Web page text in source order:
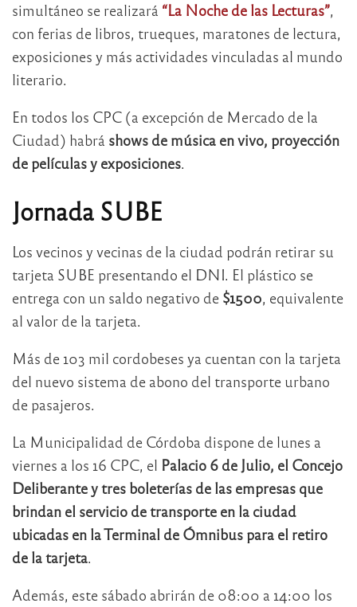
simultáneo se realizará “La Noche de las Lecturas”,
con ferias de libros, trueques, maratones de lectura,
exposiciones y más actividades vinculadas al mundo
literario.
En todos los CPC (a excepción de Mercado de la
Ciudad) habrá shows de música en vivo, proyección
de películas y exposiciones.
Jornada SUBE
Los vecinos y vecinas de la ciudad podrán retirar su
tarjeta SUBE presentando el DNI. El plástico se
entrega con un saldo negativo de $1500, equivalente
al valor de la tarjeta.
Más de 103 mil cordobeses ya cuentan con la tarjeta
del nuevo sistema de abono del transporte urbano
de pasajeros.
La Municipalidad de Córdoba dispone de lunes a
viernes a los 16 CPC, el Palacio 6 de Julio, el Concejo
Deliberante y tres boleterías de las empresas que
brindan el servicio de transporte en la ciudad
ubicadas en la Terminal de Ómnibus para el retiro
de la tarjeta.
Además, este sábado abrirán de 08:00 a 14:00 los